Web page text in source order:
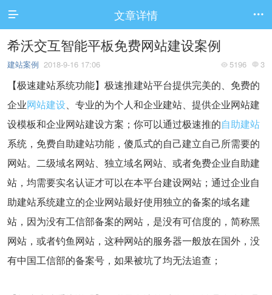
 文章详情 
希沃交互智能平板免费网站建设案例
 5196  3
建站案例 2018-9-16 17:06
【极速建站系统功能】极速推建站平台提供完美的、免费的
企业网站建设 、专业的为个人和企业建站、提供企业网站建
设模板和企业网站建设方案；你可以通过极速推的自助建站
系统，免费自助建站功能，傻瓜式的自己建立自己所需要的
网站。二级域名网站、独立域名网站、或者免费企业自助建
站，均需要实名认证才可以在本平台建设网站；通过企业自
助建站系统建立的企业网站最好使用独立的备案的域名建
站，因为没有工信部备案的网站，是没有可信度的，简称黑
网站，或者钓鱼网站，这种网站的服务器一般放在国外，没
有中国工信部的备案号，如果被坑了均无法追查；